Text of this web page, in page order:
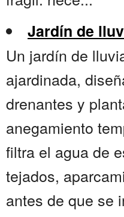
Jardín de
Un jardín de
ajardinada,
drenantes y
anegamiento
filtra el agua de
tejados,
antes de que se